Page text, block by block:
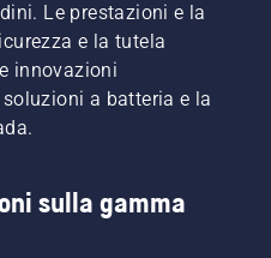
Le prestazioni e la
e la tutela
innovazioni
a batteria e la
sulla gamma